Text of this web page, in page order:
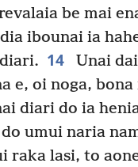
be mai
ibounai ia
14
Unai
e, oi noga, bona
diari do ia
umui naria
raka lasi, to